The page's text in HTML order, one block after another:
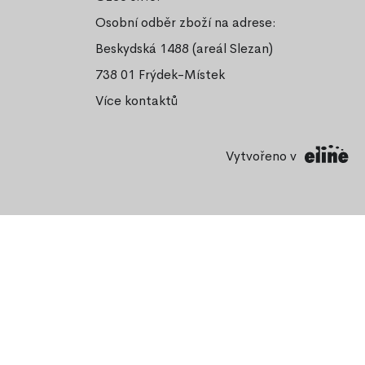
Osobní odběr zboží na adrese:
Beskydská 1488 (areál Slezan)
738 01 Frýdek-Místek
Více kontaktů
Vytvořeno v